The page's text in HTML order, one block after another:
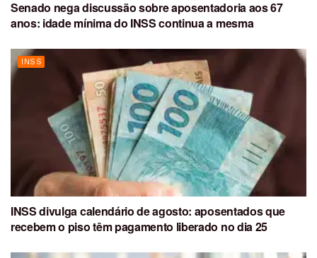
Senado nega discussão sobre aposentadoria aos 67
anos: idade mínima do INSS continua a mesma
INSS
INSS divulga calendário de agosto: aposentados que
recebem o piso têm pagamento liberado no dia 25